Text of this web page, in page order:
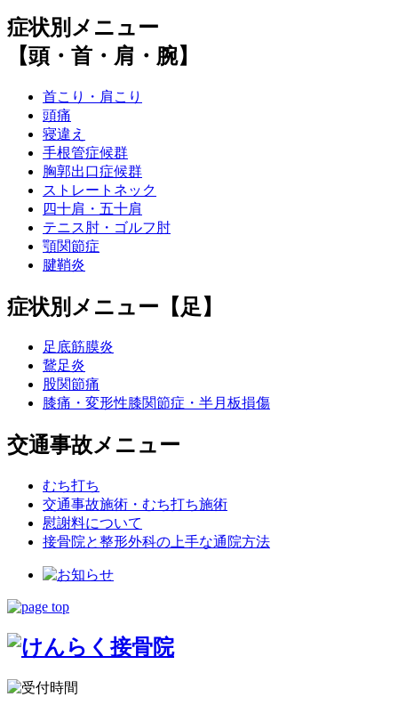
症状別メニュー
【頭・首・肩・腕】
首こり・肩こり
頭痛
寝違え
手根管症候群
胸郭出口症候群
ストレートネック
四十肩・五十肩
テニス肘・ゴルフ肘
顎関節症
腱鞘炎
症状別メニュー【足】
足底筋膜炎
鵞足炎
股関節痛
膝痛・変形性膝関節症・半月板損傷
交通事故メニュー
むち打ち
交通事故施術・むち打ち施術
慰謝料について
接骨院と整形外科の上手な通院方法